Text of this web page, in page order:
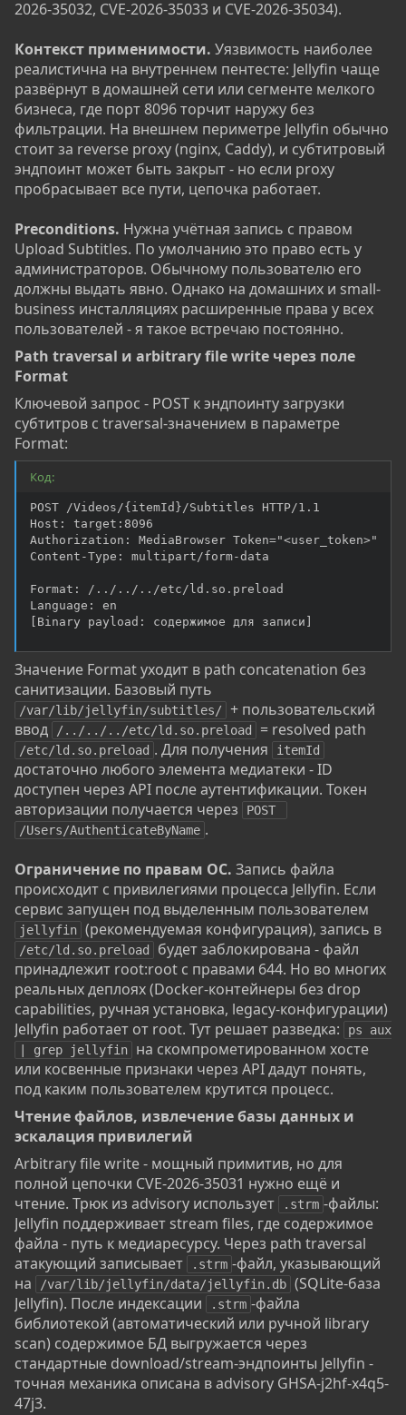
2026-35032, CVE-2026-35033 и CVE-2026-35034).
Контекст применимости. Уязвимость наиболее
реалистична на внутреннем пентесте: Jellyfin чаще
развёрнут в домашней сети или сегменте мелкого
бизнеса, где порт 8096 торчит наружу без
фильтрации. На внешнем периметре Jellyfin обычно
стоит за reverse proxy (nginx, Caddy), и субтитровый
эндпоинт может быть закрыт - но если proxy
пробрасывает все пути, цепочка работает.
Preconditions. Нужна учётная запись с правом
Upload Subtitles. По умолчанию это право есть у
администраторов. Обычному пользователю его
должны выдать явно. Однако на домашних и small-
business инсталляциях расширенные права у всех
пользователей - я такое встречаю постоянно.
Path traversal и arbitrary file write через поле
Format​
Ключевой запрос - POST к эндпоинту загрузки
субтитров с traversal-значением в параметре
Format:
Код:
POST /Videos/{itemId}/Subtitles HTTP/1.1
Host: target:8096
Authorization: MediaBrowser Token="<user_token>"
Content-Type: multipart/form-data
Format: /../../../etc/ld.so.preload
Language: en
[Binary payload: содержимое для записи]
Значение Format уходит в path concatenation без
санитизации. Базовый путь
/var/lib/jellyfin/subtitles/
+ пользовательский
ввод
/../../../etc/ld.so.preload = resolved path
/etc/ld.so.preload . Для получения itemId
достаточно любого элемента медиатеки - ID
доступен через API после аутентификации. Токен
авторизации получается через
POST
/Users/AuthenticateByName .
Ограничение по правам ОС. Запись файла
происходит с привилегиями процесса Jellyfin. Если
сервис запущен под выделенным пользователем
jellyfin (рекомендуемая конфигурация), запись в
/etc/ld.so.preload
будет заблокирована - файл
принадлежит root:root с правами 644. Но во многих
реальных деплоях (Docker-контейнеры без drop
capabilities, ручная установка, legacy-конфигурации)
Jellyfin работает от root. Тут решает разведка:
ps aux
| grep jellyfin
на скомпрометированном хосте
или косвенные признаки через API дадут понять,
под каким пользователем крутится процесс.
Чтение файлов, извлечение базы данных и
эскалация привилегий​
Arbitrary file write - мощный примитив, но для
полной цепочки CVE-2026-35031 нужно ещё и
чтение. Трюк из advisory использует
.strm -файлы:
Jellyfin поддерживает stream files, где содержимое
файла - путь к медиаресурсу. Через path traversal
атакующий записывает
.strm -файл, указывающий
на
/var/lib/jellyfin/data/jellyfin.db (SQLite-база
Jellyfin). После индексации
.strm -файла
библиотекой (автоматический или ручной library
scan) содержимое БД выгружается через
стандартные download/stream-эндпоинты Jellyfin -
точная механика описана в advisory GHSA-j2hf-x4q5-
47j3.